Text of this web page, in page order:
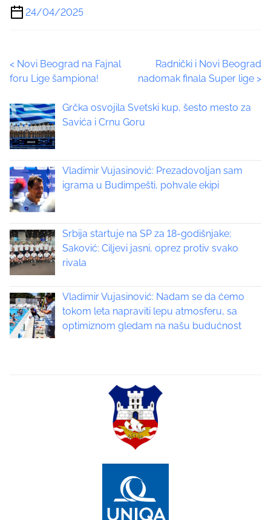
a
r
h
i
p
o
s
o
n
:
24/04/2025
P
s
t
s
n
a
v
i
a
t
< Novi Beograd na Fajnal
foru Lige šampiona!
Radnički i Novi Beograd
nadomak finala Super lige >
Grčka osvojila Svetski kup, šesto mesto za
Savića i Crnu Goru
Vladimir Vujasinović: Prezadovoljan sam
igrama u Budimpešti, pohvale ekipi
Srbija startuje na SP za 18-godišnjake;
Saković: Ciljevi jasni, oprez protiv svako
rivala
Vladimir Vujasinović: Nadam se da ćemo
tokom leta napraviti lepu atmosferu, sa
optimiznom gledam na našu budućnost